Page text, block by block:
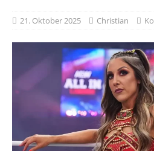
21. Oktober 2025 Christian